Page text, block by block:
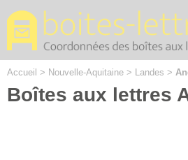
Accueil > Nouvelle-Aquitaine > Landes >
Boîtes aux lettres